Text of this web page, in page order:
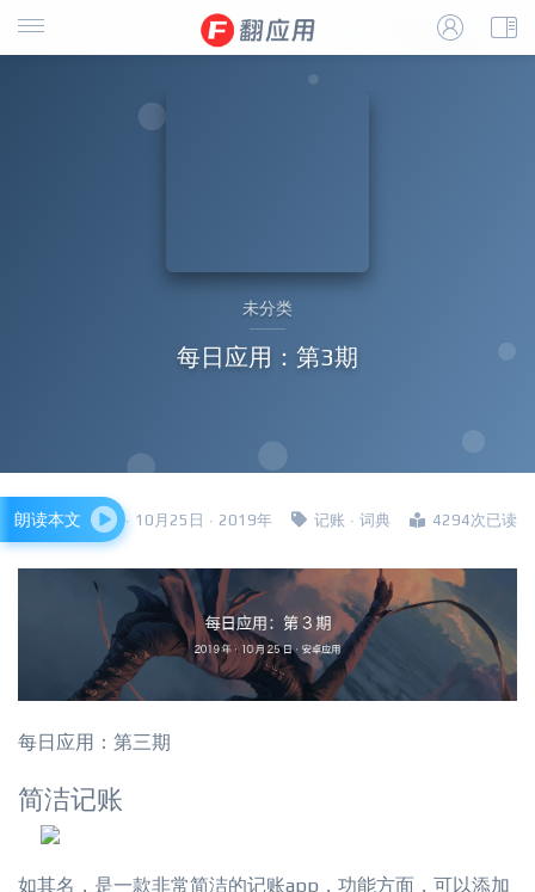
未分类
每日应用：第3期
四哥 · 10月25日 · 2019年 记账 · 词典 4294次已读
朗读本文
每日应用：第三期
简洁记账
如其名，是一款非常简洁的记账app，功能方面，可以添加